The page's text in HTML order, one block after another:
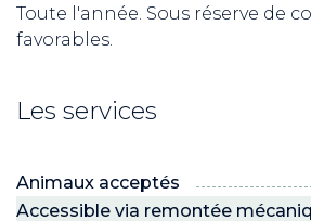
Toute l'année. Sous réserve de
favorables.
Les services
Animaux acceptés
Accessible via remontée